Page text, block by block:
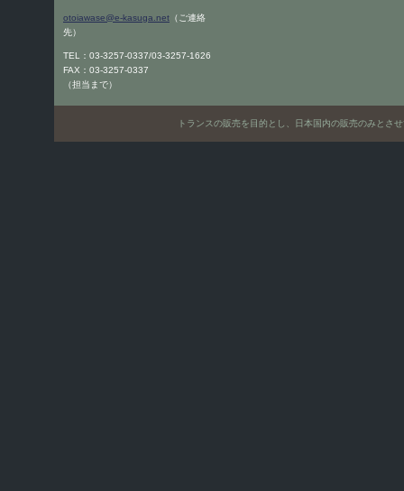
otoiawase@e-kasuga.net （ご連絡
先）
TEL：03-3257-0337/03-3257-1626
FAX：03-3257-0337
（担当まで）
トランスの販売を目的とし、日本国内の販売のみと